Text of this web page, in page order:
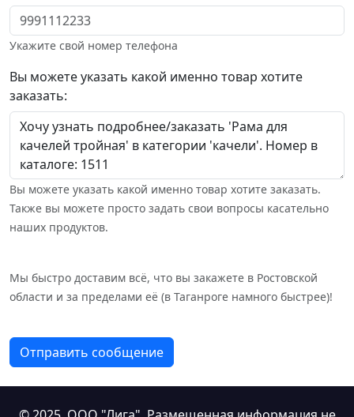
Укажите свой номер телефона
Вы можете указать какой именно товар хотите
заказать:
Вы можете указать какой именно товар хотите заказать.
Также вы можете просто задать свои вопросы касательно
наших продуктов.
Мы быстро доставим всё, что вы закажете в Ростовской
области и за пределами её (в Таганроге намного быстрее)!
Отправить сообщение